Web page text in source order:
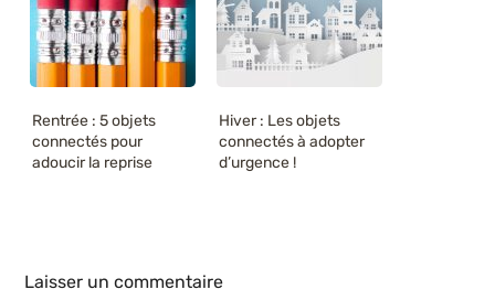
Rentrée : 5 objets
connectés pour
adoucir la reprise
Hiver : Les objets
connectés à adopter
d’urgence !
Laisser un commentaire